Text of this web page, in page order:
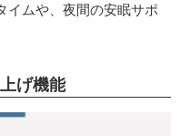
イムや、夜間の安眠サポ
げ機能